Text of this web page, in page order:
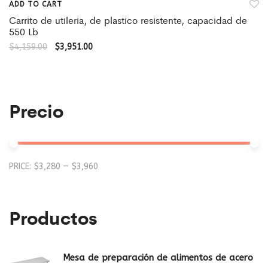
ADD TO CART
Carrito de utileria, de plastico resistente, capacidad de
550 Lb
$4,159.00 $3,951.00
Precio
PRICE: $3,280 — $3,960
Productos
Mesa de preparación de alimentos de acero